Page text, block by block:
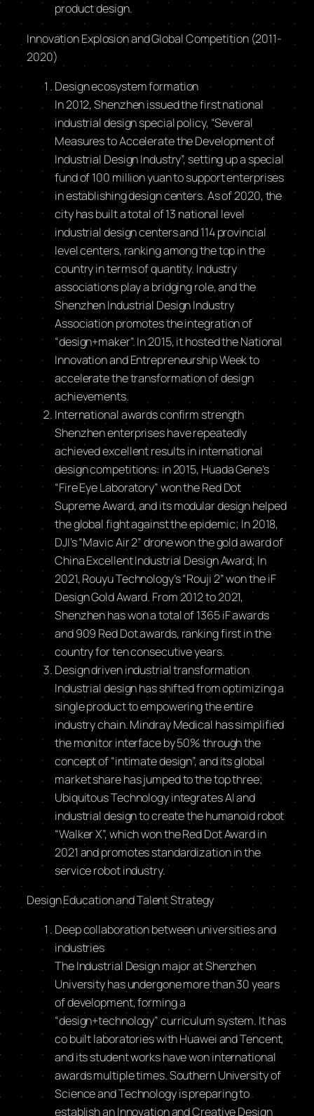
product design.
Innovation Explosion and Global Competition (2011-
2020)
Design ecosystem formation
In 2012, Shenzhen issued the first national
industrial design special policy, “Several
Measures to Accelerate the Development of
Industrial Design Industry”, setting up a special
fund of 100 million yuan to support enterprises
in establishing design centers. As of 2020, the
city has built a total of 13 national level
industrial design centers and 114 provincial
level centers, ranking among the top in the
country in terms of quantity. Industry
associations play a bridging role, and the
Shenzhen Industrial Design Industry
Association promotes the integration of
“design+maker”. In 2015, it hosted the National
Innovation and Entrepreneurship Week to
accelerate the transformation of design
achievements.
International awards confirm strength
Shenzhen enterprises have repeatedly
achieved excellent results in international
design competitions: in 2015, Huada Gene’s
“Fire Eye Laboratory” won the Red Dot
Supreme Award, and its modular design helped
the global fight against the epidemic; In 2018,
DJI’s “Mavic Air 2” drone won the gold award of
China Excellent Industrial Design Award; In
2021, Rouyu Technology’s “Rouji 2” won the iF
Design Gold Award. From 2012 to 2021,
Shenzhen has won a total of 1365 iF awards
and 909 Red Dot awards, ranking first in the
country for ten consecutive years.
Design driven industrial transformation
Industrial design has shifted from optimizing a
single product to empowering the entire
industry chain. Mindray Medical has simplified
the monitor interface by 50% through the
concept of “intimate design”, and its global
market share has jumped to the top three;
Ubiquitous Technology integrates AI and
industrial design to create the humanoid robot
“Walker X”, which won the Red Dot Award in
2021 and promotes standardization in the
service robot industry.
Design Education and Talent Strategy
Deep collaboration between universities and
industries
The Industrial Design major at Shenzhen
University has undergone more than 30 years
of development, forming a
“design+technology” curriculum system. It has
co built laboratories with Huawei and Tencent,
and its student works have won international
awards multiple times. Southern University of
Science and Technology is preparing to
establish an Innovation and Creative Design